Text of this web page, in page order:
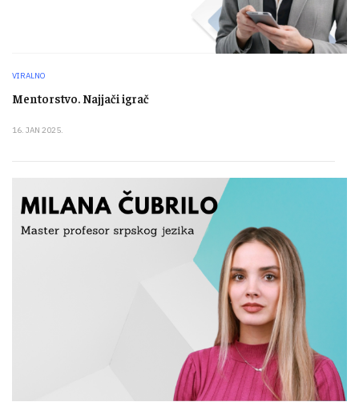
VIRALNO
Mentorstvo. Najjači igrač
16. JAN 2025.